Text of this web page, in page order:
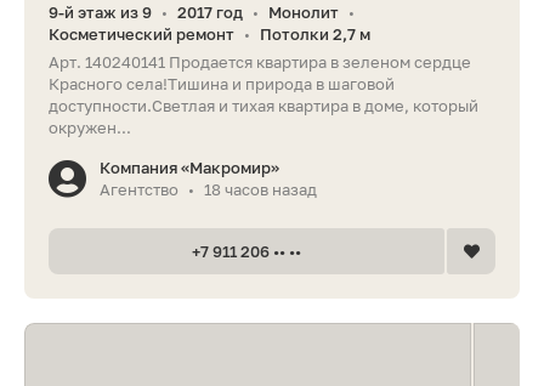
9-й этаж из 9 • 2017 год • Монолит •
Косметический ремонт •
Потолки 2,7 м
Арт. 140240141 Продается квартира в зеленом сердце
Красного села!Тишина и природа в шаговой
доступности.Светлая и тихая квартира в доме, который
окружен...
Компания «Макромир»
Агентство
• 18 часов назад
+7 911 206 •• ••